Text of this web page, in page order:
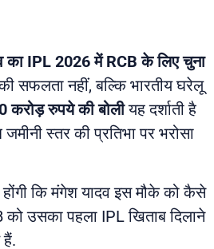
का IPL 2026 में RCB के लिए चुना
सफलता नहीं, बल्कि भारतीय घरेलू
करोड़ रुपये की बोलीयह दर्शाती है
स्तर की प्रतिभा पर भरोसा
कि मंगेश यादव इस मौके को कैसे
उसका पहला IPL खिताब दिलाने
हैं.